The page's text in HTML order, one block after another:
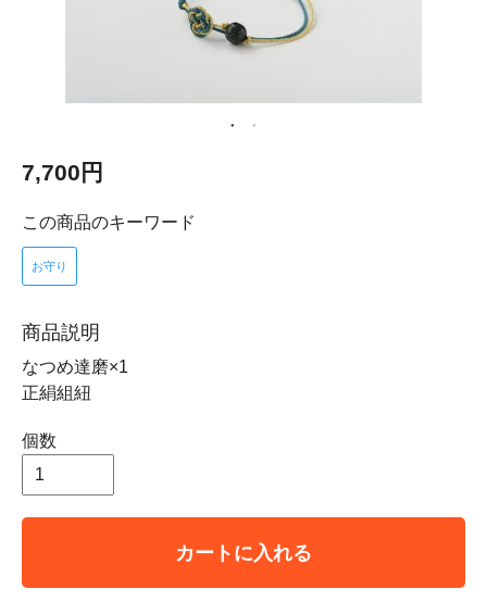
7,700円
この商品のキーワード
お守り
商品説明
なつめ達磨×1
正絹組紐
個数
カートに入れる